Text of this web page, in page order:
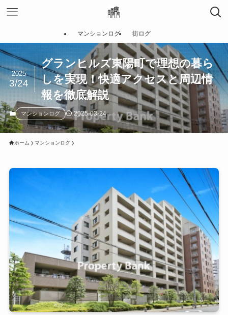
マンションログ 街ログ
グランヒルズ東陽町で理想の暮ら
しを実現！快適アクセスと周辺情
報を徹底解説
2025
3/24
マンションログ 2025-03-24
ホーム マンションログ